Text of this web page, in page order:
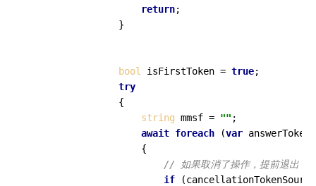
return;
                }
bool isFirstToken = true;
try
                {
string mmsf = "" ;
await foreach (var answerToken
                    {
// 如果取消了操作，提前退出
if